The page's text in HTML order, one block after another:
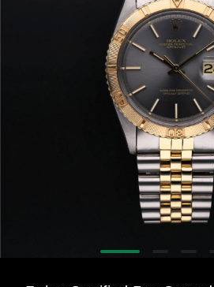
Mehr erfahren: Ikonische Uhren
Rolex Certified Pre-Owned